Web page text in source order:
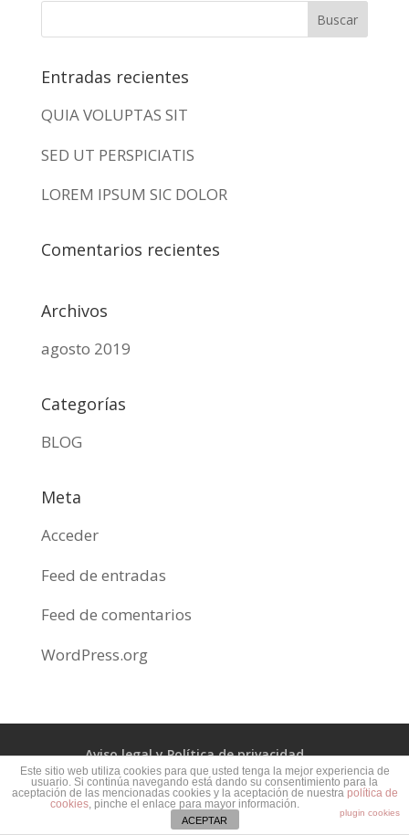
Entradas recientes
QUIA VOLUPTAS SIT
SED UT PERSPICIATIS
LOREM IPSUM SIC DOLOR
Comentarios recientes
Archivos
agosto 2019
Categorías
BLOG
Meta
Acceder
Feed de entradas
Feed de comentarios
WordPress.org
Aviso legal y Política de privacidad
Política de cookies
Este sitio web utiliza cookies para que usted tenga la mejor experiencia de
usuario. Si continúa navegando está dando su consentimiento para la
aceptación de las mencionadas cookies y la aceptación de nuestra política de
cookies, pinche el enlace para mayor información.
plugin cookies
ACEPTAR